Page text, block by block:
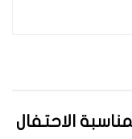
الاحتفال